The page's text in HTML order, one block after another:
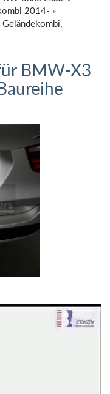
2014- »
BMW-X3